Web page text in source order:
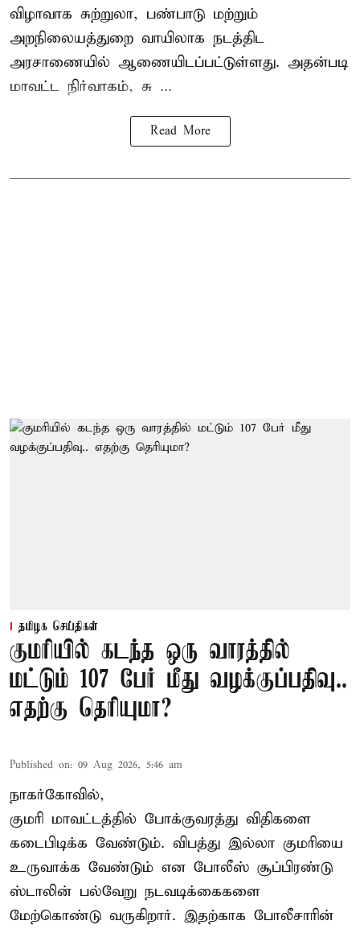
விழாவாக சுற்றுலா, பண்பாடு மற்றும்
அறநிலையத்துறை வாயிலாக நடத்திட
அரசாணையில் ஆணையிடப்பட்டுள்ளது. அதன்படி
மாவட்ட நிர்வாகம், சு ...
Read More
தமிழக செய்திகள்
குமரியில் கடந்த ஒரு வாரத்தில்
மட்டும் 107 பேர் மீது வழக்குப்பதிவு..
எதற்கு தெரியுமா?
Published on: 09 Aug 2026, 5:46 am
நாகர்கோவில்,
குமரி மாவட்டத்தில் போக்குவரத்து விதிகளை
கடைபிடிக்க வேண்டும். விபத்து இல்லா குமரியை
உருவாக்க வேண்டும் என போலீஸ் சூப்பிரண்டு
ஸ்டாலின் பல்வேறு நடவடிக்கைகளை
மேற்கொண்டு வருகிறார். இதற்காக போலீசாரின்